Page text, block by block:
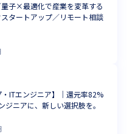
子×最適化で産業を変革する
タートアップ／リモート相談
・ITエンジニア】｜還元率82%
ニアに、新しい選択肢を。